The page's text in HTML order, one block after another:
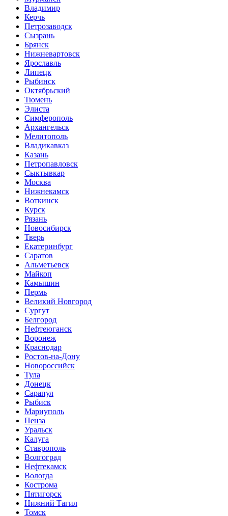
Владимир
Керчь
Петрозаводск
Сызрань
Брянск
Нижневартовск
Ярославль
Липецк
Рыбинск
Октябрьский
Тюмень
Элиста
Симферополь
Архангельск
Мелитополь
Владикавказ
Казань
Петропавловск
Сыктывкар
Москва
Нижнекамск
Воткинск
Курск
Рязань
Новосибирск
Тверь
Екатеринбург
Саратов
Альметьевск
Майкоп
Камышин
Пермь
Великий Новгород
Сургут
Белгород
Нефтеюганск
Воронеж
Краснодар
Ростов-на-Дону
Новороссийск
Тула
Донецк
Сарапул
Рыбиск
Мариуполь
Пенза
Уральск
Калуга
Ставрополь
Волгоград
Нефтекамск
Вологда
Кострома
Пятигорск
Нижний Тагил
Томск